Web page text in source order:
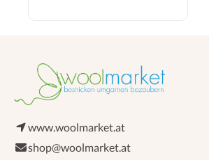
www.woolmarket.at
shop@woolmarket.at